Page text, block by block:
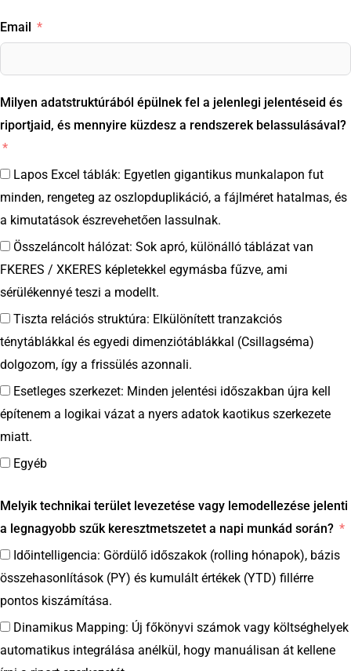
Email
Milyen adatstruktúrából épülnek fel a jelenlegi jelentéseid és
riportjaid, és mennyire küzdesz a rendszerek belassulásával?
Lapos Excel táblák: Egyetlen gigantikus munkalapon fut
minden, rengeteg az oszlopduplikáció, a fájlméret hatalmas, és
a kimutatások észrevehetően lassulnak.
Összeláncolt hálózat: Sok apró, különálló táblázat van
FKERES / XKERES képletekkel egymásba fűzve, ami
sérülékennyé teszi a modellt.
Tiszta relációs struktúra: Elkülönített tranzakciós
ténytáblákkal és egyedi dimenziótáblákkal (Csillagséma)
dolgozom, így a frissülés azonnali.
Esetleges szerkezet: Minden jelentési időszakban újra kell
építenem a logikai vázat a nyers adatok kaotikus szerkezete
miatt.
Egyéb
Melyik technikai terület levezetése vagy lemodellezése jelenti
a legnagyobb szűk keresztmetszetet a napi munkád során?
Időintelligencia: Gördülő időszakok (rolling hónapok), bázis
összehasonlítások (PY) és kumulált értékek (YTD) fillérre
pontos kiszámítása.
Dinamikus Mapping: Új főkönyvi számok vagy költséghelyek
automatikus integrálása anélkül, hogy manuálisan át kellene